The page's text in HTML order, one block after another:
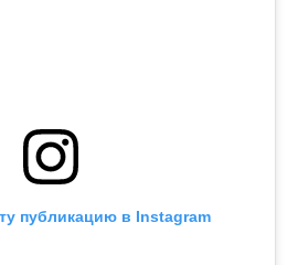
публикацию в Instagram